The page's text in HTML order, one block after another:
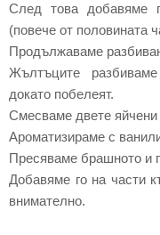
След това добавяме
(повече от половината
Продължаваме
Жълтъците
докато побелеят.
Смесваме двете
Ароматизираме с
Пресяваме брашното и
Добавяме го на части
внимателно.